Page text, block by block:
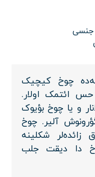
جنسی
چوخ کیچیک
حس ائتمک اولار.
و یا چوخ بؤیوک
آلیر. چوخ
شکلینه
دا دیقت جلب